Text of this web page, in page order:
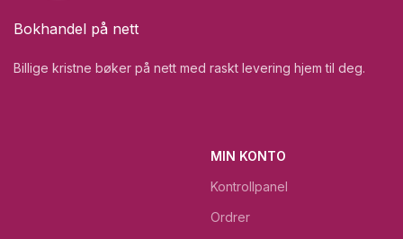
Bokhandel på nett
Billige kristne bøker på nett med raskt levering hjem til deg.
MIN KONTO
Kontrollpanel
Ordrer